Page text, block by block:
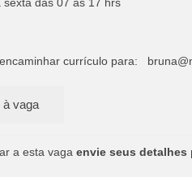
currículo para:
a esta vaga envie seus detalhes